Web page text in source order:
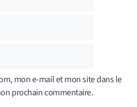
mon e-mail et mon site dans le
prochain commentaire.